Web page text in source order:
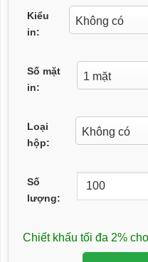
Kiểu
in:
Số mặt
in:
Loại
hộp:
Số
lượng:
Chiết khấu tối đa 2%